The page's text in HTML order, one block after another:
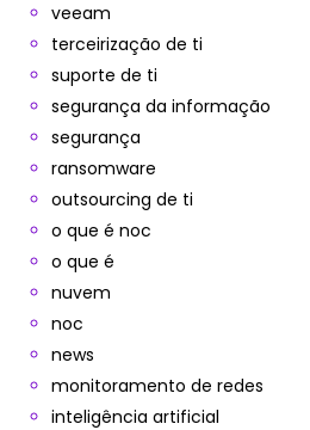
veeam
terceirização de ti
suporte de ti
segurança da informação
segurança
ransomware
outsourcing de ti
o que é noc
o que é
nuvem
noc
news
monitoramento de redes
inteligência artificial